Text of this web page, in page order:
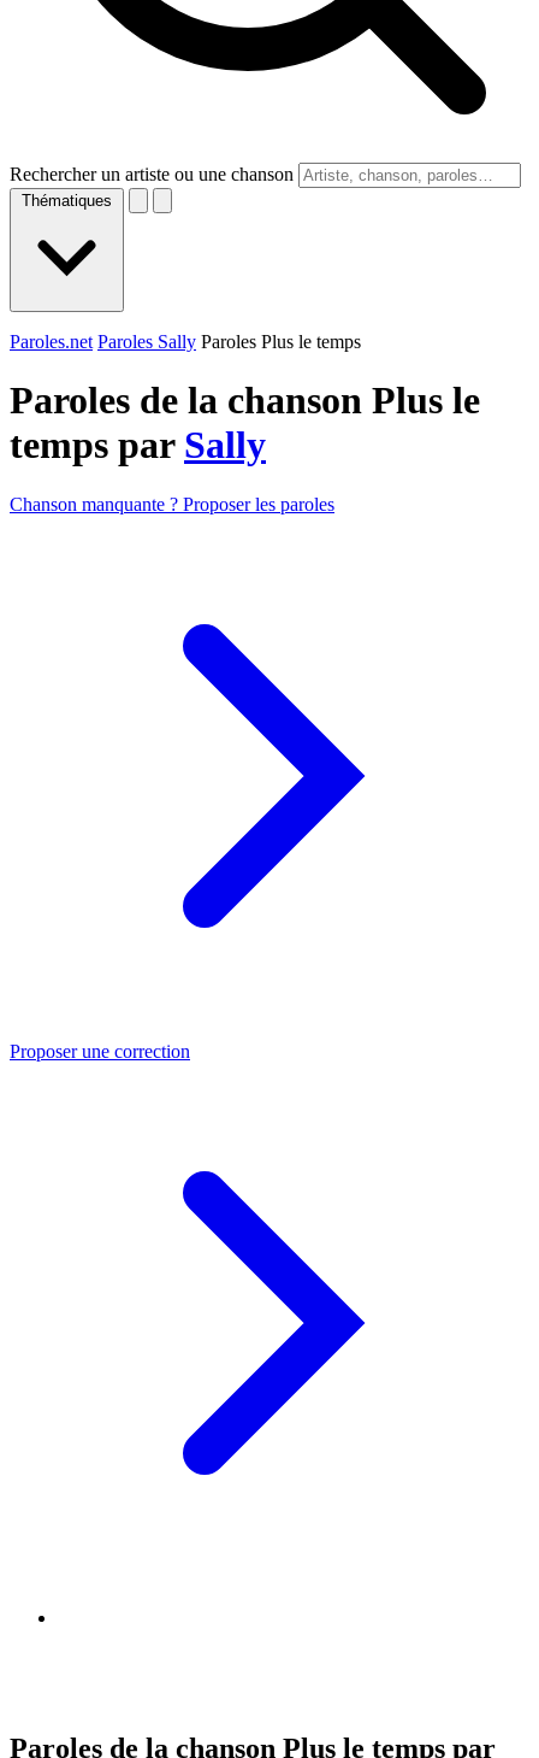
Rechercher un artiste ou une chanson
Thématiques
Paroles.net Paroles Sally Paroles Plus le temps
Paroles de la chanson Plus le
temps par Sally
Chanson manquante ? Proposer les paroles
Proposer une correction
Paroles de la chanson Plus le temps par